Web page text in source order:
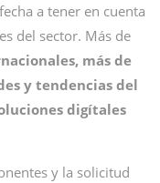
a tener en cuenta
del sector. Más de
más de
y tendencias del
digítales
y la solicitud